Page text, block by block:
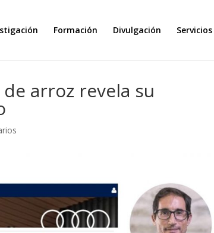
Formación Divulgación Servicios
arroz revela su